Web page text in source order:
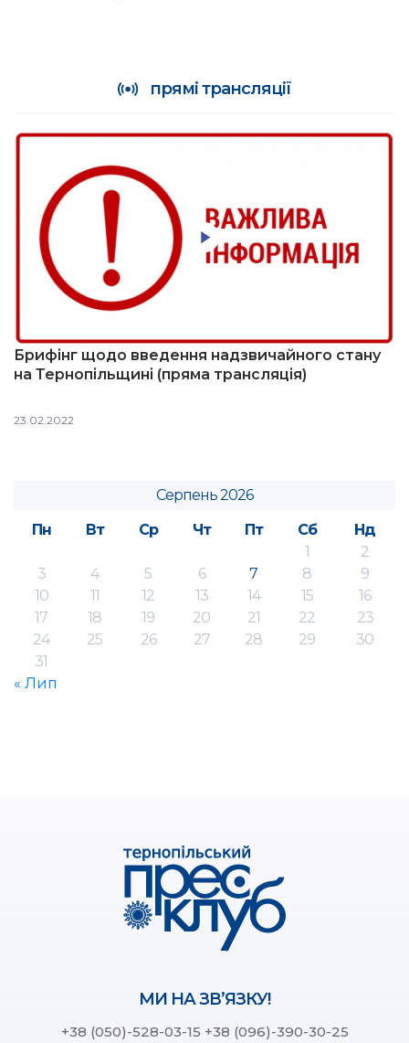
прямі трансляції
Брифінг щодо введення надзвичайного стану
на Тернопільщині (пряма трансляція)
23.02.2022
Серпень 2026
Пн
Вт Ср Чт Пт Сб
Нд
1
2
3
4 5 6 7 8
9
10
11 12 13 14 15
16
17
18 19 20 21 22
23
24
25 26 27 28 29
30
31
« Лип
МИ НА ЗВ’ЯЗКУ!
+38 (050)-528-03-15 +38 (096)-390-30-25